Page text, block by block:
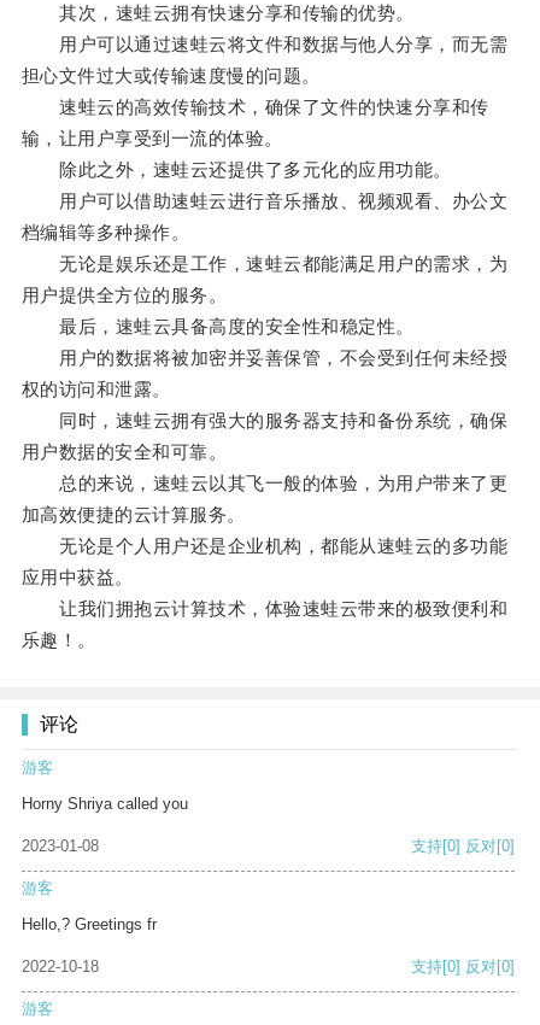
其次，速蛙云拥有快速分享和传输的优势。
用户可以通过速蛙云将文件和数据与他人分享，而无需
担心文件过大或传输速度慢的问题。
速蛙云的高效传输技术，确保了文件的快速分享和传
输，让用户享受到一流的体验。
除此之外，速蛙云还提供了多元化的应用功能。
用户可以借助速蛙云进行音乐播放、视频观看、办公文
档编辑等多种操作。
无论是娱乐还是工作，速蛙云都能满足用户的需求，为
用户提供全方位的服务。
最后，速蛙云具备高度的安全性和稳定性。
用户的数据将被加密并妥善保管，不会受到任何未经授
权的访问和泄露。
同时，速蛙云拥有强大的服务器支持和备份系统，确保
用户数据的安全和可靠。
总的来说，速蛙云以其飞一般的体验，为用户带来了更
加高效便捷的云计算服务。
无论是个人用户还是企业机构，都能从速蛙云的多功能
应用中获益。
让我们拥抱云计算技术，体验速蛙云带来的极致便利和
乐趣！。
评论
游客
Horny Shriya called you
2023-01-08 支持[0] 反对[0]
游客
Hello,? Greetings fr
2022-10-18 支持[0] 反对[0]
游客